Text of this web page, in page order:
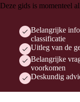
Deze gids is momenteel
Belangrijke
classificatie
Uitleg van de
Belangrijke
voorkomen
Deskundig